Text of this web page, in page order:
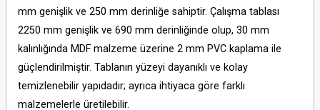
mm genişlik ve 250 mm derinliğe sahiptir. Çalışma tablası
2250 mm genişlik ve 690 mm derinliğinde olup, 30 mm
kalınlığında MDF malzeme üzerine 2 mm PVC kaplama ile
güçlendirilmiştir. Tablanın yüzeyi dayanıklı ve kolay
temizlenebilir yapıdadır; ayrıca ihtiyaca göre farklı
malzemelerle üretilebilir.